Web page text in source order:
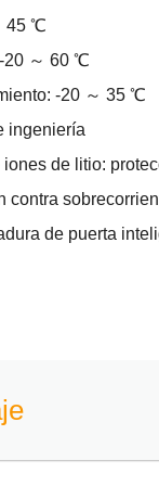
45 ℃
20 ～ 60 ℃
-20 ～ 35 ℃
ingeniería
de litio:
contra
de puerta